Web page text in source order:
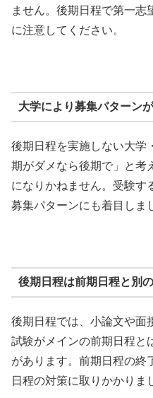
ません。後期日程で第一志
に注意してください。
大学により募集パターン
後期日程を実施しない大学
期がダメなら後期で」と考
になりかねません。受験す
募集パターンにも着目しま
後期日程は前期日程と別
後期日程では、小論文や面
試験がメインの前期日程と
があります。前期日程の終
日程の対策に取りかかりま